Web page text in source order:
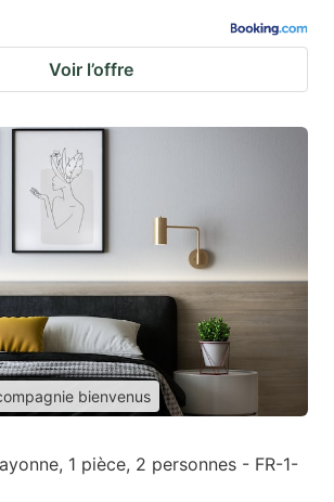
Voir l’offre
bienvenus
1 pièce, 2 personnes - FR-1-